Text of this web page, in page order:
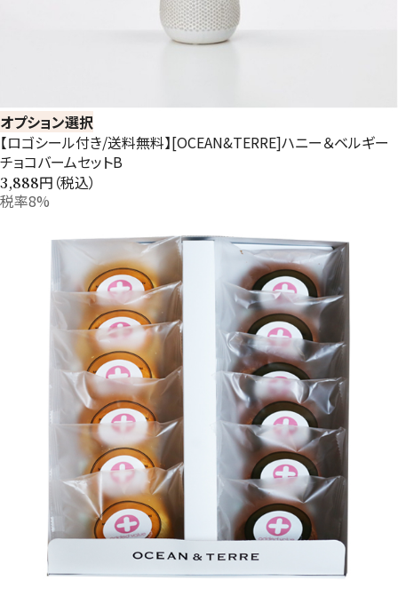
オプション選択
【ロゴシール付き/送料無料】[OCEAN&TERRE]ハニー＆ベルギー
チョコバームセットB
3,888円（税込）
税率8%